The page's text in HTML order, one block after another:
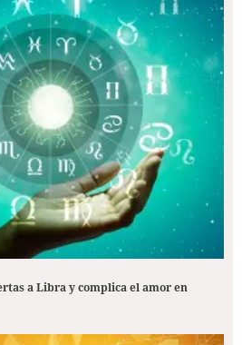
a Libra y complica el amor en